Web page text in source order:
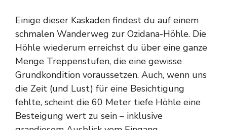
Einige dieser Kaskaden findest du auf einem
schmalen Wanderweg zur Ozidana-Höhle. Die
Höhle wiederum erreichst du über eine ganze
Menge Treppenstufen, die eine gewisse
Grundkondition voraussetzen. Auch, wenn uns
die Zeit (und Lust) für eine Besichtigung
fehlte, scheint die 60 Meter tiefe Höhle eine
Besteigung wert zu sein – inklusive